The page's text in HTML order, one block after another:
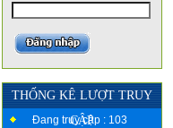
THỐNG KÊ LƯỢT TRUY
CẬP
Đang truy cập : 103